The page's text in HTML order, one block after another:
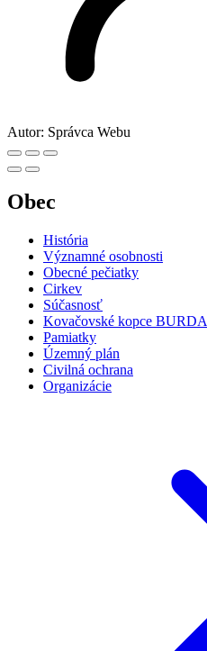
Autor: Správca Webu
Obec
História
Významné osobnosti
Obecné pečiatky
Cirkev
Súčasnosť
Kovačovské kopce BURDA
Pamiatky
Územný plán
Civilná ochrana
Organizácie